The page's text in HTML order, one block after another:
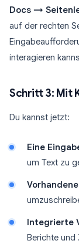
Docs →
auf der rechten
interagieren
Schritt 3: Mit
Du kannst jetzt:
Eine
um Text zu
Integrierte
Berichte